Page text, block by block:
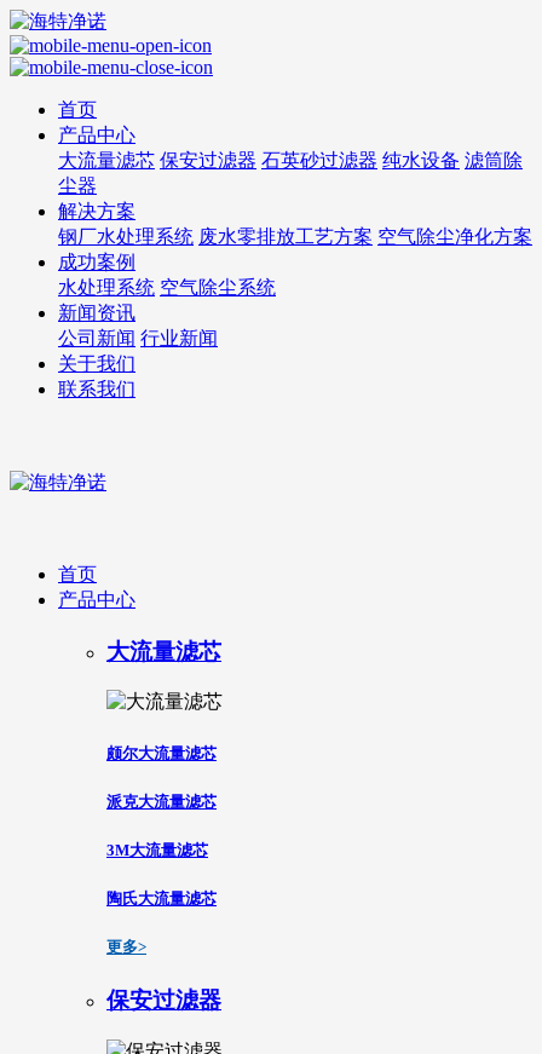
首页
产品中心
大流量滤芯 保安过滤器 石英砂过滤器 纯水设备 滤筒除
尘器
解决方案
钢厂水处理系统 废水零排放工艺方案 空气除尘净化方案
成功案例
水处理系统 空气除尘系统
新闻资讯
公司新闻 行业新闻
关于我们
联系我们
首页
产品中心
大流量滤芯
颇尔大流量滤芯
派克大流量滤芯
3M大流量滤芯
陶氏大流量滤芯
更多>
保安过滤器